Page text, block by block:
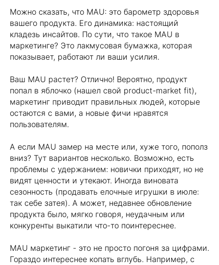
Можно сказать, что MAU: это барометр здоровья
вашего продукта. Его динамика: настоящий
кладезь инсайтов. По сути, что такое MAU в
маркетинге? Это лакмусовая бумажка, которая
показывает, работают ли ваши усилия.
Ваш MAU растет? Отлично! Вероятно, продукт
попал в яблочко (нашел свой product-market fit),
маркетинг приводит правильных людей, которые
остаются с вами, а новые фичи нравятся
пользователям.
А если MAU замер на месте или, хуже того, пополз
вниз? Тут вариантов несколько. Возможно, есть
проблемы с удержанием: новички приходят, но не
видят ценности и утекают. Иногда виновата
сезонность (продавать елочные игрушки в июле:
так себе затея). А может, недавнее обновление
продукта было, мягко говоря, неудачным или
конкуренты выкатили что-то поинтереснее.
MAU маркетинг - это не просто погоня за цифрами.
Гораздо интереснее копать вглубь. Например, с